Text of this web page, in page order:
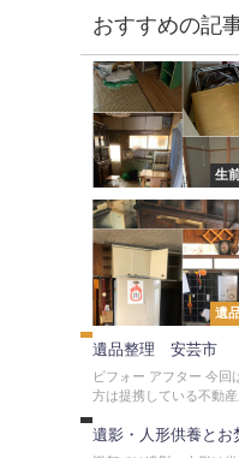
おすすめの記
生
遺
遺品整理 安芸市
ビフォー アフター 今回
方は提携している不動
遺影・人形供養とお